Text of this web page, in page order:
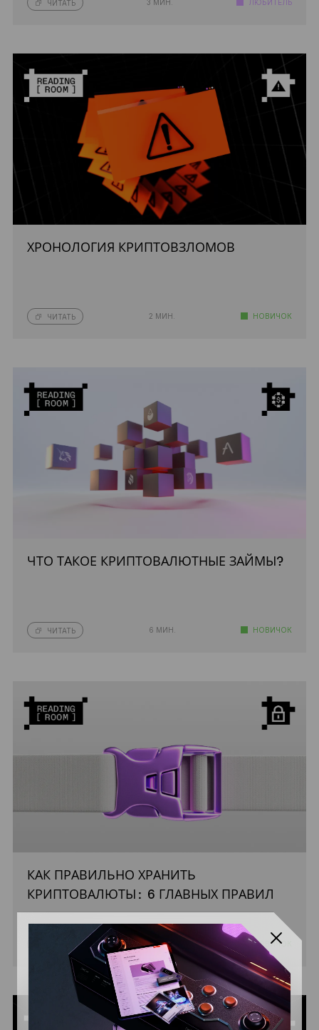
ЧИТАТЬ 3 МИН. ЛЮБИТЕЛЬ
ХРОНОЛОГИЯ КРИПТОВЗЛОМОВ
ЧИТАТЬ 2 МИН. НОВИЧОК
ЧТО ТАКОЕ КРИПТОВАЛЮТНЫЕ ЗАЙМЫ?
ЧИТАТЬ 6 МИН. НОВИЧОК
КАК ПРАВИЛЬНО ХРАНИТЬ
КРИПТОВАЛЮТЫ: 6 ГЛАВНЫХ ПРАВИЛ
8 МИН. НОВИЧОК